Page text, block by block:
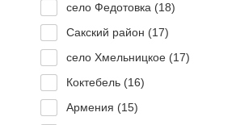
село Федотовка (18)
Сакский район (17)
село Хмельницкое (17)
Коктебель (16)
Армения (15)